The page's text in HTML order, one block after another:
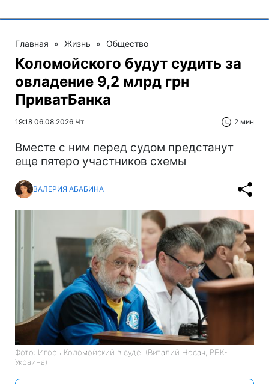
Главная » Жизнь » Общество
Коломойского будут судить за
овладение 9,2 млрд грн
ПриватБанка
19:18 06.08.2026 Чт 2 мин
Вместе с ним перед судом предстанут
еще пятеро участников схемы
ВАЛЕРИЯ АБАБИНА
Фото: Игорь Коломойский в суде. (Виталий Носач, РБК-
Украина)